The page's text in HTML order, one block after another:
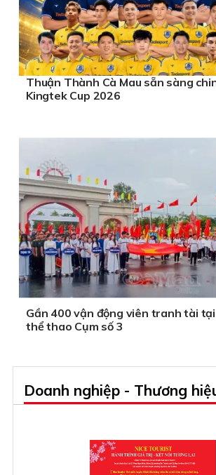
Thuận Thành Cà Mau sẵn sàng
Kingtek Cup 2026
Gần 400 vận động viên tranh tài
thể thao Cụm số 3
Doanh nghiệp - Thương